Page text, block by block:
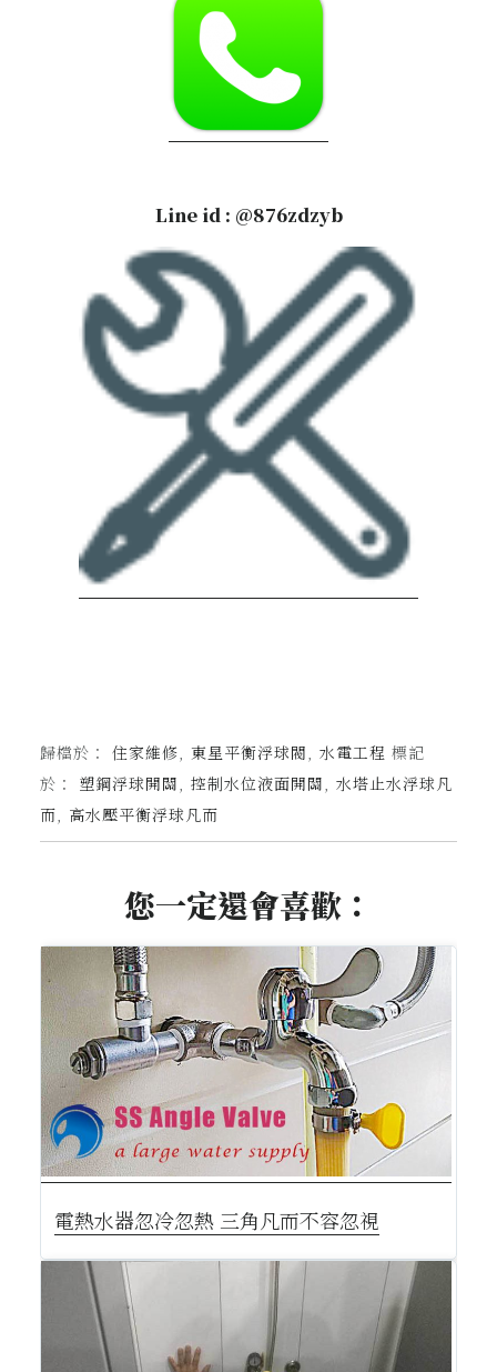
Line id : @876zdzyb
歸檔於： 住家維修 東星平衡浮球閥 水電工程 標記
於： 塑鋼浮球開關 控制水位液面開關
水塔止水浮球凡
而
高水壓平衡浮球凡而
您一定還會喜歡：
電熱水器忽冷忽熱 三角凡而不容忽視